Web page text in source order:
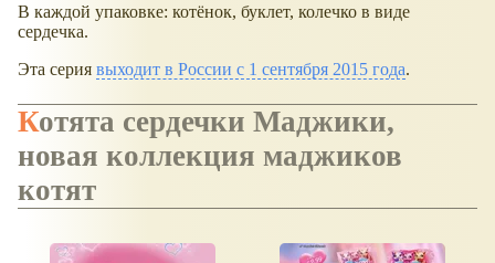
В каждой упаковке: котёнок, буклет, колечко в виде
сердечка.
Эта серия выходит в России с 1 сентября 2015 года.
Котята сердечки Маджики,
новая коллекция маджиков
котят